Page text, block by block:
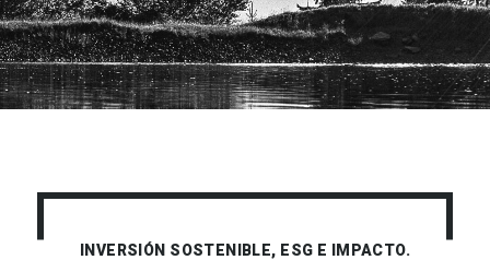
INVERSIÓN SOSTENIBLE, ESG E IMPACTO.